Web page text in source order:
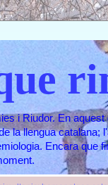
i Riudor. En
la llengua
Encara que